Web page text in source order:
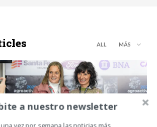
ALL MÁS
a nuestro newsletter